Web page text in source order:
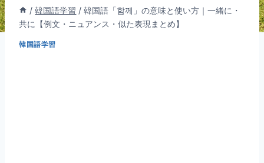
/ 韓国語学習 / 韓国語「함께」の意味と使い方｜一緒に・
共に【例文・ニュアンス・似た表現まとめ】
韓国語学習